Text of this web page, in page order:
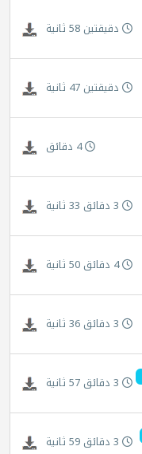
دقيقتين 58 ثانية
دقيقتين 47 ثانية
4 دقائق
3 دقائق 33 ثانية
4 دقائق 50 ثانية
3 دقائق 36 ثانية
3 دقائق 57 ثانية
3 دقائق 59 ثانية